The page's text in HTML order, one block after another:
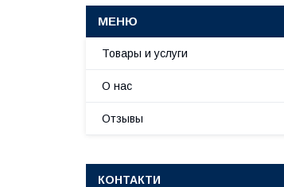
Товары и услуги
О нас
Отзывы
КОНТАКТИ